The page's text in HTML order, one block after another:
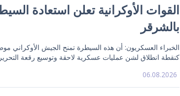
القوات الأوكرانية تعلن استعادة
بالشرقر
الخبراء العسكريون: أن هذه السيطرة تمنح الجيش الأوكراني
كنقطة انطلاق لشن عمليات عسكرية لاحقة وتوسيع رقعة التحرير
06.08.2026